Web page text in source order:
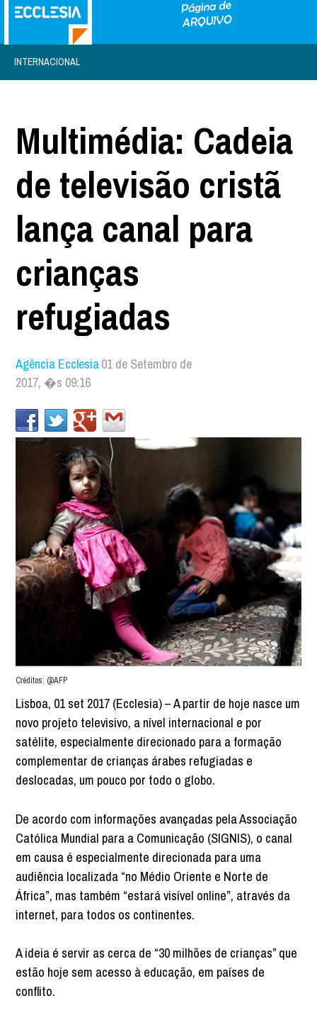
INTERNACIONAL
Multimédia: Cadeia
de televisão cristã
lança canal para
crianças
refugiadas
Agência Ecclesia01 de Setembro de
2017, �s 09:16
Créditos: @AFP
Lisboa, 01 set 2017 (Ecclesia) – A partir de hoje nasce um
novo projeto televisivo, a nível internacional e por
satélite, especialmente direcionado para a formação
complementar de crianças árabes refugiadas e
deslocadas, um pouco por todo o globo.
De acordo com informações avançadas pela Associação
Católica Mundial para a Comunicação (SIGNIS), o canal
em causa é especialmente direcionada para uma
audiência localizada “no Médio Oriente e Norte de
África”, mas também “estará visível online”, através da
internet, para todos os continentes.
A ideia é servir as cerca de “30 milhões de crianças” que
estão hoje sem acesso à educação, em países de
conflito.